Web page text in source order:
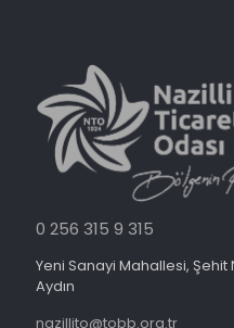
0 256 315 9 315
Yeni Sanayi Mahallesi, Şehit
Aydın
nazillito@tobb.org.tr